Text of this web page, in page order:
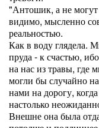
"Антошик, а не могут
видимо, мысленно
реальностью.
Как в воду глядела.
пруда - к счастью,
на нас из травы, где
могли бы случайно
нами на дорогу,
настолько
Внешне она была